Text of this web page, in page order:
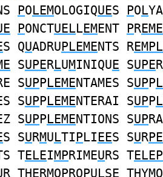
POLEMOLOGIQUES POLYA
PONCTUELLEMENT PREME
S QUADRUPLEMENTS R
SUPERLUMINIQUE SUPER
SUPPLEMENTAMES SUPP
SUPPLEMENTERAI SUPP
SUPPLEMENTIONS SUP
S SURMULTIPLIEES SURPE
TELEIMPRIMEURS TELEP
R THERMOPROPULSE THYMO